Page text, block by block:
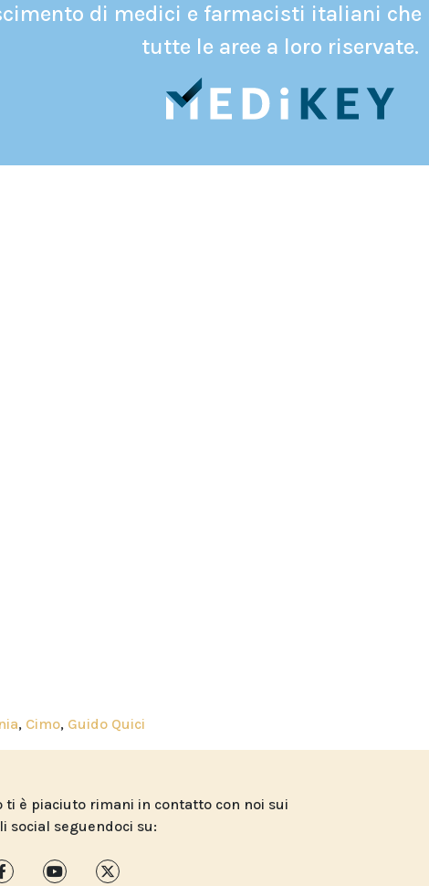
di medici e farmacisti italiani che
tutte le aree a loro riservate.
, Cimo, Guido Quici
ti è piaciuto rimani in contatto con noi sui
social seguendoci su: